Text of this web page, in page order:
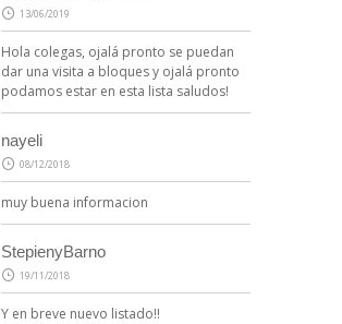
13/06/2019
Hola colegas, ojalá pronto se puedan
dar una visita a bloques y ojalá pronto
podamos estar en esta lista saludos!
nayeli
08/12/2018
muy buena informacion
StepienyBarno
19/11/2018
Y en breve nuevo listado!!